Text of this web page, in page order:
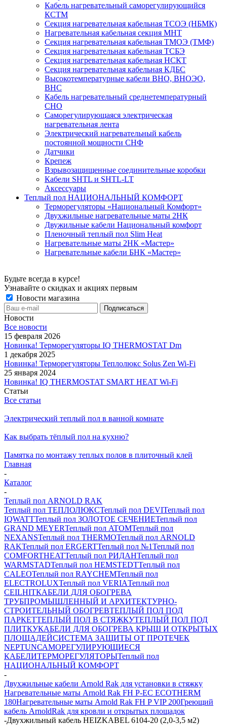
Кабель нагревательный саморегулирующийся
КСТМ
Секция нагревательная кабельная ТСОЭ (НБМК)
Нагревательная кабельная секция МНТ
Секция нагревательная кабельная ТМОЭ (ТМФ)
Секция нагревательная кабельная ТСБЭ
Секция нагревательная кабельная НСКТ
Секция нагревательная кабельная КДБС
Высокотемпературные кабели ВНО, ВНОЭО,
ВНС
Кабель нагревательный среднетемпературный
СНО
Саморегулирующаяся электрическая
нагревательная лента
Электрический нагревательный кабель
постоянной мощности СНФ
Датчики
Крепеж
Взрывозащищенные соединительные коробки
Кабели SHTL и SHTL-LT
Аксессуары
Теплый пол НАЦИОНАЛЬНЫЙ КОМФОРТ
Терморегуляторы «Национальный Комфорт»
Двухжильные нагревательные маты 2НК
Двужильные кабели Национальный комфорт
Пленочный теплый пол Slim Heat
Нагревательные маты 2НК «Мастер»
Нагревательные кабели БНК «Мастер»
Будьте всегда в курсе!
Узнавайте о скидках и акциях первым
Новости магазина
Новости
Все новости
15 февраля 2026
Новинка! Терморегуляторы IQ THERMOSTAT Dm
1 декабря 2025
Новинка! Терморегуляторы Теплолюкс Solus Zen Wi-Fi
25 января 2024
Новинка! IQ THERMOSTAT SMART HEAT Wi-Fi
Статьи
Все статьи
Электрический теплый пол в ванной комнате
Как выбрать тёплый пол на кухню?
Памятка по монтажу теплых полов в плиточный клей
Главная
-
Каталог
-
Теплый пол ARNOLD RAK
Теплый пол ТЕПЛОЛЮКСТеплый пол DEVIТеплый пол
IQWATTТеплый пол ЗОЛОТОЕ СЕЧЕНИЕТеплый пол
GRAND MEYERТеплый пол ATOMТеплый пол
NEXANSТеплый пол THERMOТеплый пол ARNOLD
RAKТеплый пол ERGERTТеплый пол №1Теплый пол
COMFORTHEATТеплый пол РИДАНТеплый пол
WARMSTADТеплый пол HEMSTEDTТеплый пол
CALEOТеплый пол RAYCHEMТеплый пол
ELECTROLUXТеплый пол VERIAТеплый пол
CEILHITКАБЕЛИ ДЛЯ ОБОГРЕВА
ТРУБПРОМЫШЛЕННЫЙ И АРХИТЕКТУРНО-
СТРОИТЕЛЬНЫЙ ОБОГРЕВТЕПЛЫЙ ПОЛ ПОД
ПАРКЕТТЕПЛЫЙ ПОЛ В СТЯЖКУТЕПЛЫЙ ПОЛ ПОД
ПЛИТКУКАБЕЛИ ДЛЯ ОБОГРЕВА КРЫШ И ОТКРЫТЫХ
ПЛОЩАДЕЙСИСТЕМА ЗАЩИТЫ ОТ ПРОТЕЧЕК
NEPTUNСАМОРЕГУЛИРУЮЩИЕСЯ
КАБЕЛИТЕРМОРЕГУЛЯТОРЫТеплый пол
НАЦИОНАЛЬНЫЙ КОМФОРТ
-
Двухжильные кабели Arnold Rak для установки в стяжку
Нагревательные маты Arnold Rak FH P-EC ECOTHERM
180Нагревательные маты Arnold Rak FH P VIP 200Греющий
кабель ArnoldRak для кровли и открытых площадок
-Двухжильный кабель HEIZKABEL 6104-20 (2,0-3,5 м2)